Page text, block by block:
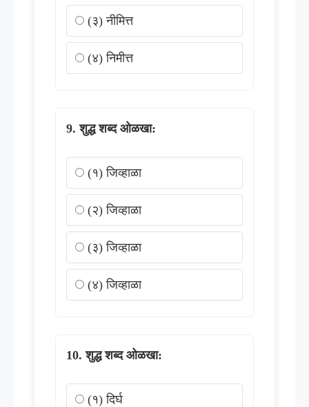
(३) नीमित्त
(४) निमीत्त
शुद्ध शब्द ओळखा:
(१) जिव्हाळा
(२) जिव्हाळा
(३) जिव्हाळा
(४) जिव्हाळा
शुद्ध शब्द ओळखा:
(१) दिर्घ